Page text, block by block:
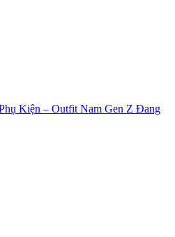
Kiện – Outfit Nam Gen Z Đang